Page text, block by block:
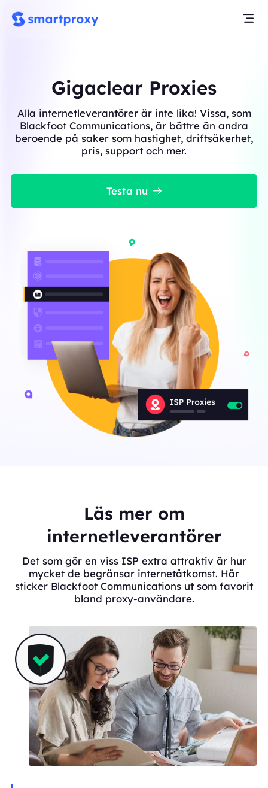
Gigaclear Proxies
Alla internetleverantörer är inte lika! Vissa, som
Blackfoot Communications, är bättre än andra
beroende på saker som hastighet, driftsäkerhet,
pris, support och mer.
Testa nu
Läs mer om
internetleverantörer
Det som gör en viss ISP extra attraktiv är hur
mycket de begränsar internetåtkomst. Här
sticker Blackfoot Communications ut som favorit
bland proxy-användare.